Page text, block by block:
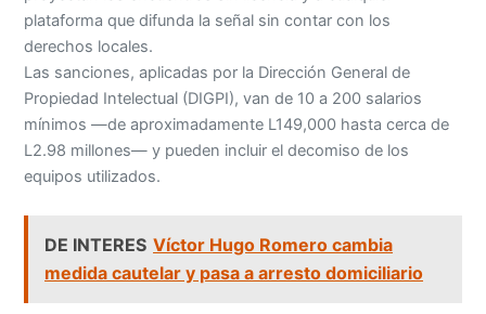
plataforma que difunda la señal sin contar con los
derechos locales.
Las sanciones, aplicadas por la Dirección General de
Propiedad Intelectual (DIGPI), van de 10 a 200 salarios
mínimos —de aproximadamente L149,000 hasta cerca de
L2.98 millones— y pueden incluir el decomiso de los
equipos utilizados.
DE INTERES Víctor Hugo Romero cambia
medida cautelar y pasa a arresto domiciliario